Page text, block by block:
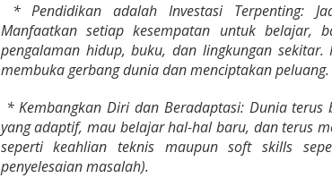
* Pendidikan adalah Investasi Terpenting:
Manfaatkan setiap kesempatan untuk
pengalaman hidup, buku, dan lingkungan
membuka gerbang dunia dan menciptakan peluang.
* Kembangkan Diri dan Beradaptasi: Dunia terus
yang adaptif, mau belajar hal-hal baru, dan terus
seperti keahlian teknis maupun soft skills
penyelesaian masalah).